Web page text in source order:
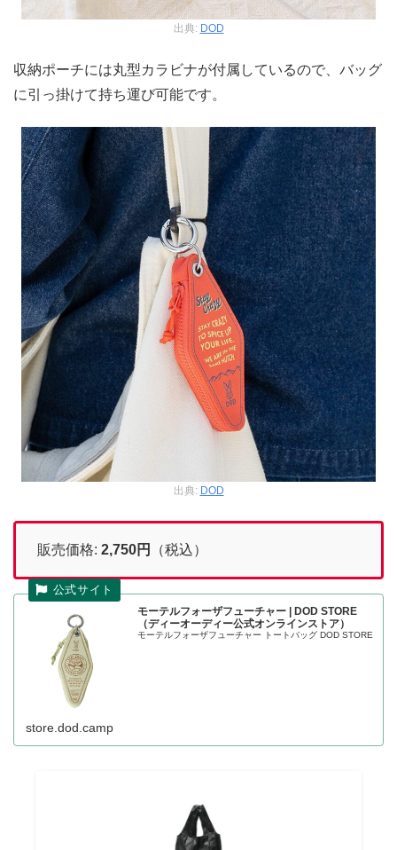
出典: DOD
収納ポーチには丸型カラビナが付属しているので、バッグ
に引っ掛けて持ち運び可能です。
出典: DOD
販売価格: 2,750円 （税込）
モーテルフォーザフューチャー | DOD STORE
（ディーオーディー公式オンラインストア）
モーテルフォーザフューチャー トートバッグ DOD STORE
store.dod.camp